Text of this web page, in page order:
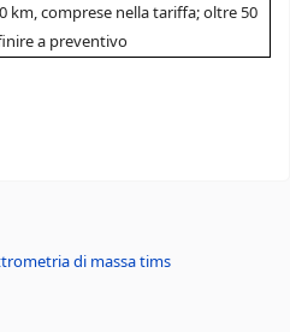
km, comprese nella tariffa; oltre 50
a preventivo
di massa tims